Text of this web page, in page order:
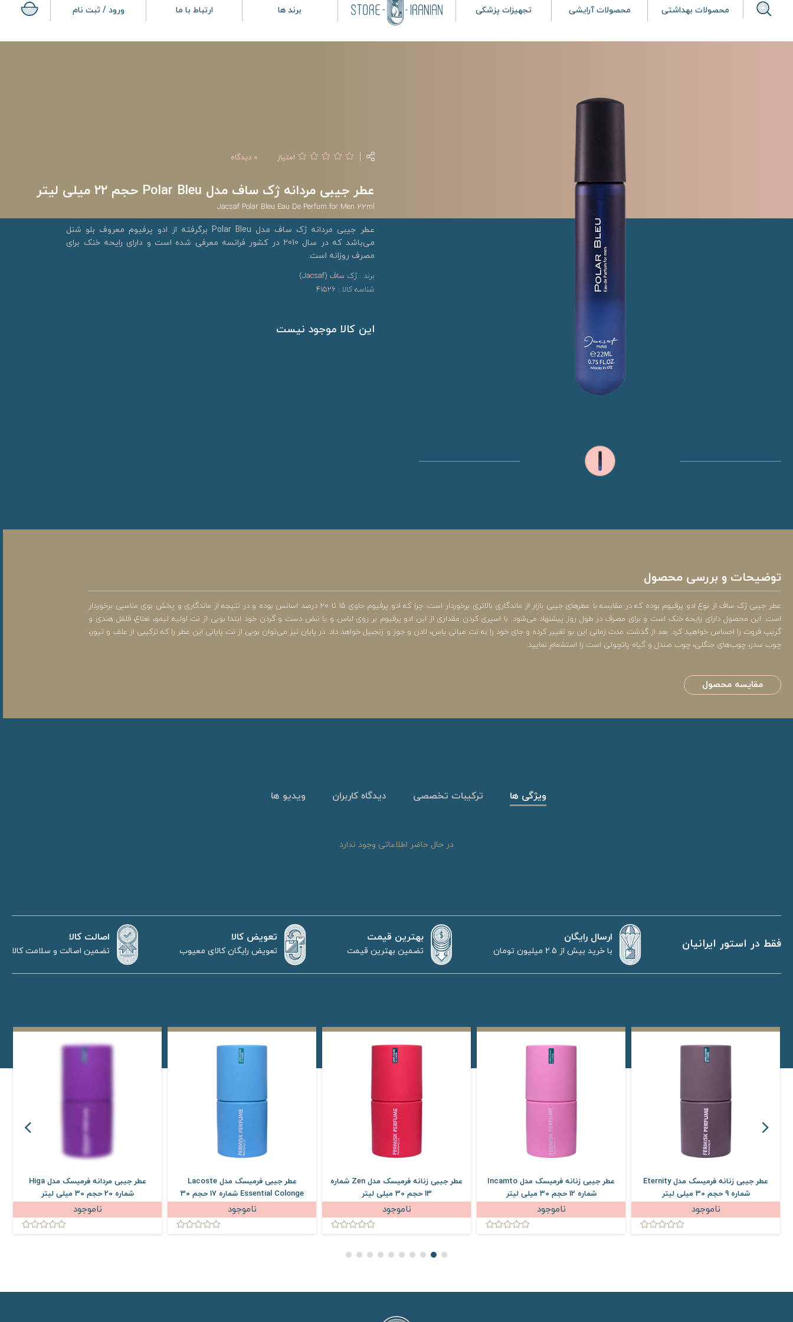
محصولات بهداشتی محصولات آرایشی تجهیزات پزشکی برند ها ارتباط با ما ورود / ثبت نام
امتیاز 0 دیدگاه
عطر جیبی مردانه ژک ساف مدل Polar Bleu حجم 22 میلی لیتر
Jacsaf Polar Bleu Eau De Perfum for Men 22ml
عطر جیبی مردانه ژک ساف مدل Polar Bleu برگرفته از ادو پرفیوم معروف بلو شنل
می‌باشد که در سال 2010 در کشور فرانسه معرفی شده است و دارای رایحه خنک برای
مصرف روزانه است.
برند : ژک ساف (Jacsaf)
شناسه کالا : 41526
این کالا موجود نیست
توضیحات و بررسی محصول
عطر جیبی ژک ساف از نوع ادو پرفیوم بوده که در مقایسه با عطرهای جیبی بازار از ماندگاری بالاتری برخوردار است. چرا که ادو پرفیوم حاوی 15 تا 20 درصد اسانس بوده و در نتیجه از ماندگاری و پخش بوی مناسبی برخوردار
است. این محصول دارای رایحه خنک است و برای مصرف در طول روز پیشنهاد می‌شود. با اسپری کردن مقداری از این ادو پرفیوم بر روی لباس و یا نبض دست و گردن خود ابتدا بویی از نت اولیه لیمو، نعناع، فلفل هندی و
گریپ فروت را احساس خواهید کرد. بعد از گذشت مدت زمانی این بو تغییر کرده و جای خود را به نت میانی یاس، لادن و جوز و زنجبیل خواهد داد. در پایان نیز می‌توان بویی از نت پایانی این عطر را که ترکیبی از علف و تیور،
چوب سدر، چوب‌های جنگلی، چوب صندل و گیاه پاتچولی است را استشمام نمایید.
مقایسه محصول
ویژگی ها ترکیبات تخصصی دیدگاه کاربران ویدیو ها
در حال حاضر اطلاعاتی وجود ندارد
فقط در استور ایرانیان ارسال رایگان
با خرید بیش از 2.5 میلیون تومان
بهترین قیمت
تضمین بهترین قیمت
تعویض کالا
تعویض رایگان کالای معیوب
اصالت کالا
تضمین اصالت و سلامت کالا
عطر جیبی زنانه فرمیسک مدل Eternity
شماره 9 حجم 30 میلی لیتر
ناموجود
عطر جیبی زنانه فرمیسک مدل Incamto
شماره 12 حجم 30 میلی لیتر
ناموجود
عطر جیبی زنانه فرمیسک مدل Zen شماره
13 حجم 30 میلی لیتر
ناموجود
عطر جیبی فرمیسک مدل Lacoste
Essential Colonge شماره 17 حجم 30
میلی لیتر
ناموجود
عطر جیبی مردانه فرمیسک مدل Higa
شماره 20 حجم 30 میلی لیتر
ناموجود